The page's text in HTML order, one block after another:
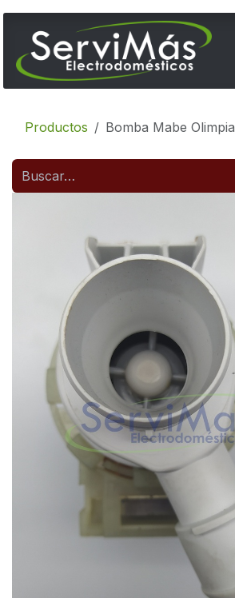
Ir al contenido
Productos Bomba Mabe Olimpia